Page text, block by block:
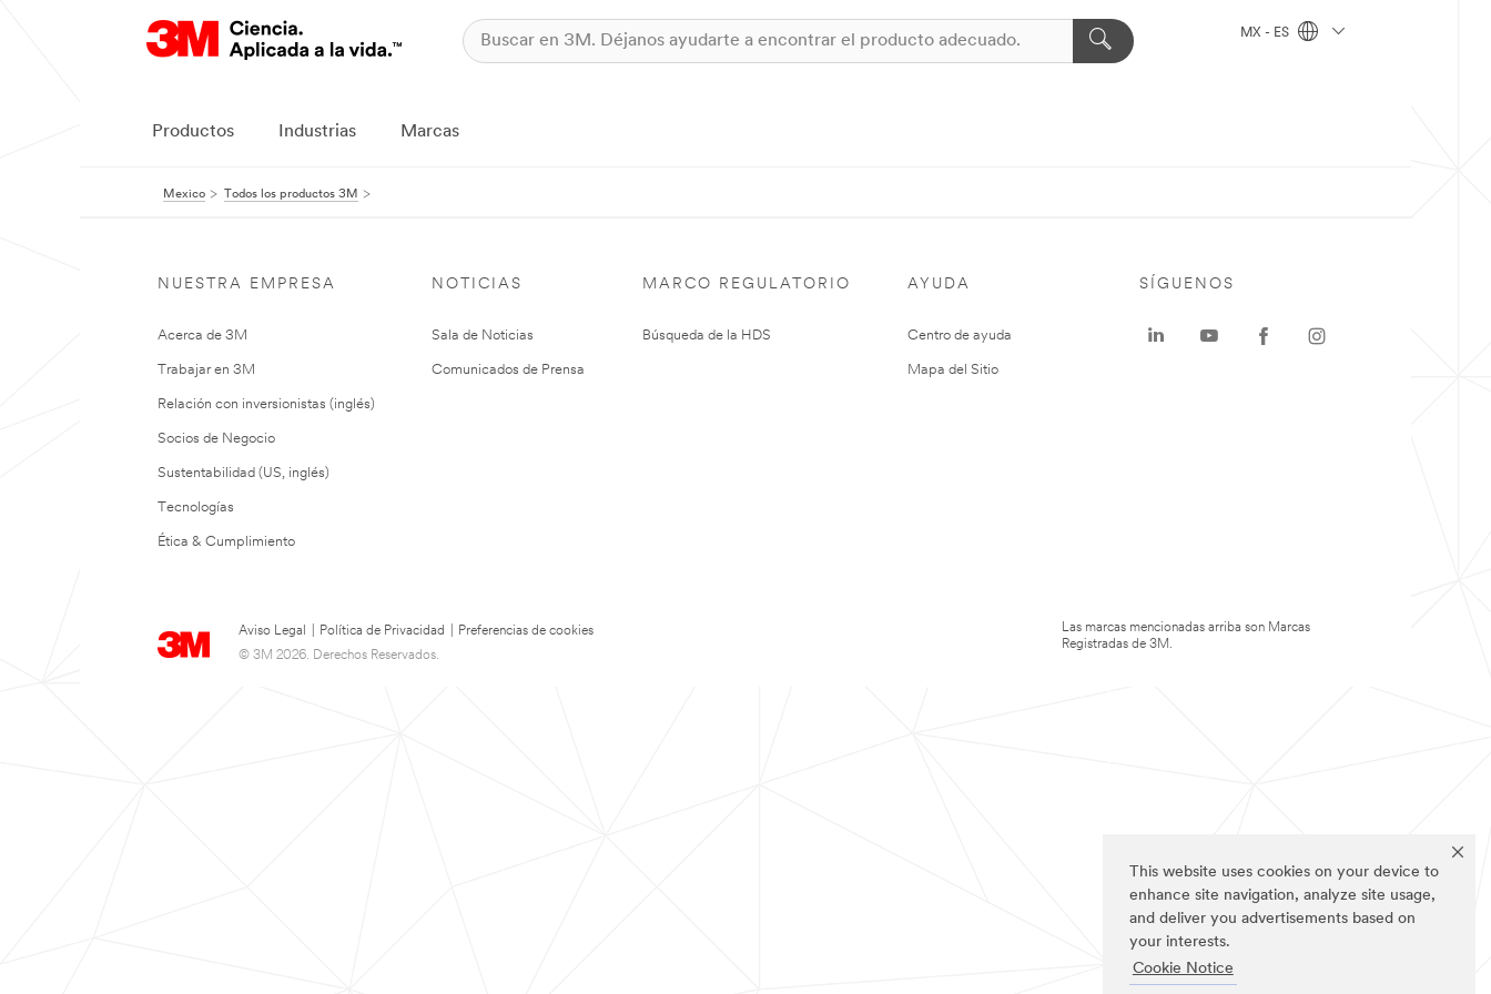
This website uses cookies on your device to
enhance site navigation, analyze site usage,
and deliver you advertisements based on
your interests.
Cookie Notice
MX - ES
Productos Industrias Marcas
Mexico Todos los productos 3M
NUESTRA EMPRESA
Acerca de 3M
Trabajar en 3M
Relación con inversionistas (inglés)
Socios de Negocio
Sustentabilidad (US, inglés)
Tecnologías
Ética & Cumplimiento
NOTICIAS
Sala de Noticias
Comunicados de Prensa
MARCO REGULATORIO
Búsqueda de la HDS
AYUDA
Centro de ayuda
Mapa del Sitio
Aviso Legal Política de Privacidad
Preferencias de cookies
© 3M 2026. Derechos Reservados.
SÍGUENOS
Las marcas mencionadas arriba son Marcas
Registradas de 3M.